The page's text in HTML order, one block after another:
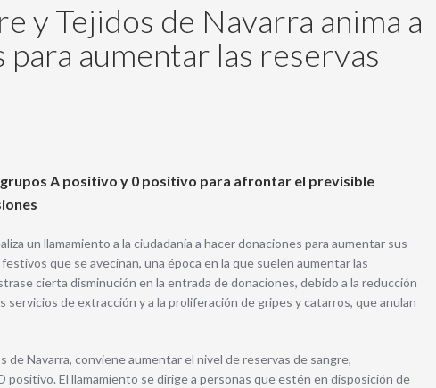
y Tejidos de Navarra anima a
para aumentar las reservas
A positivo y 0 positivo para afrontar el previsible
un llamamiento a la ciudadanía a hacer donaciones para aumentar sus
que se avecinan, una época en la que suelen aumentar las
cierta disminución en la entrada de donaciones, debido a la reducción
servicios de extracción y a la proliferación de gripes y catarros, que anulan
de Navarra, conviene aumentar el nivel de reservas de sangre,
El llamamiento se dirige a personas que estén en disposición de